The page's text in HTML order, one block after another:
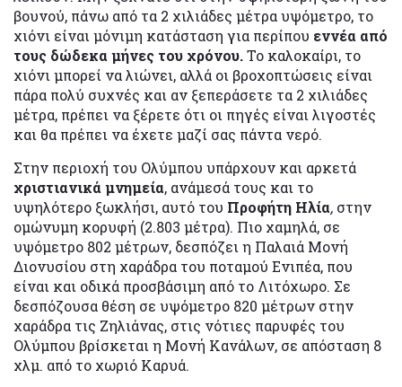
βουνού, πάνω από τα 2 χιλιάδες μέτρα υψόμετρο, το
χιόνι είναι μόνιμη κατάσταση για περίπου εννέα από
τους δώδεκα μήνες του χρόνου.Το καλοκαίρι, το
χιόνι μπορεί να λιώνει, αλλά οι βροχοπτώσεις είναι
πάρα πολύ συχνές και αν ξεπεράσετε τα 2 χιλιάδες
μέτρα, πρέπει να ξέρετε ότι οι πηγές είναι λιγοστές
και θα πρέπει να έχετε μαζί σας πάντα νερό.
Στην περιοχή του Ολύμπου υπάρχουν και αρκετά
χριστιανικά μνημεία, ανάμεσά τους και το
υψηλότερο ξωκλήσι, αυτό του Προφήτη Ηλία, στην
ομώνυμη κορυφή (2.803 μέτρα). Πιο χαμηλά, σε
υψόμετρο 802 μέτρων, δεσπόζει η Παλαιά Μονή
Διονυσίου στη χαράδρα του ποταμού Ενιπέα, που
είναι και οδικά προσβάσιμη από το Λιτόχωρο. Σε
δεσπόζουσα θέση σε υψόμετρο 820 μέτρων στην
χαράδρα τις Ζηλιάνας, στις νότιες παρυφές του
Ολύμπου βρίσκεται η Μονή Κανάλων, σε απόσταση 8
χλμ. από το χωριό Καρυά.